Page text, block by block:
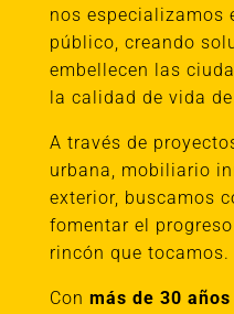
nos especializamos
público, creando
embellecen las
la calidad de vida
A través de
urbana, mobiliario
exterior, buscamos
fomentar el
rincón que tocamos.
Con más de 30